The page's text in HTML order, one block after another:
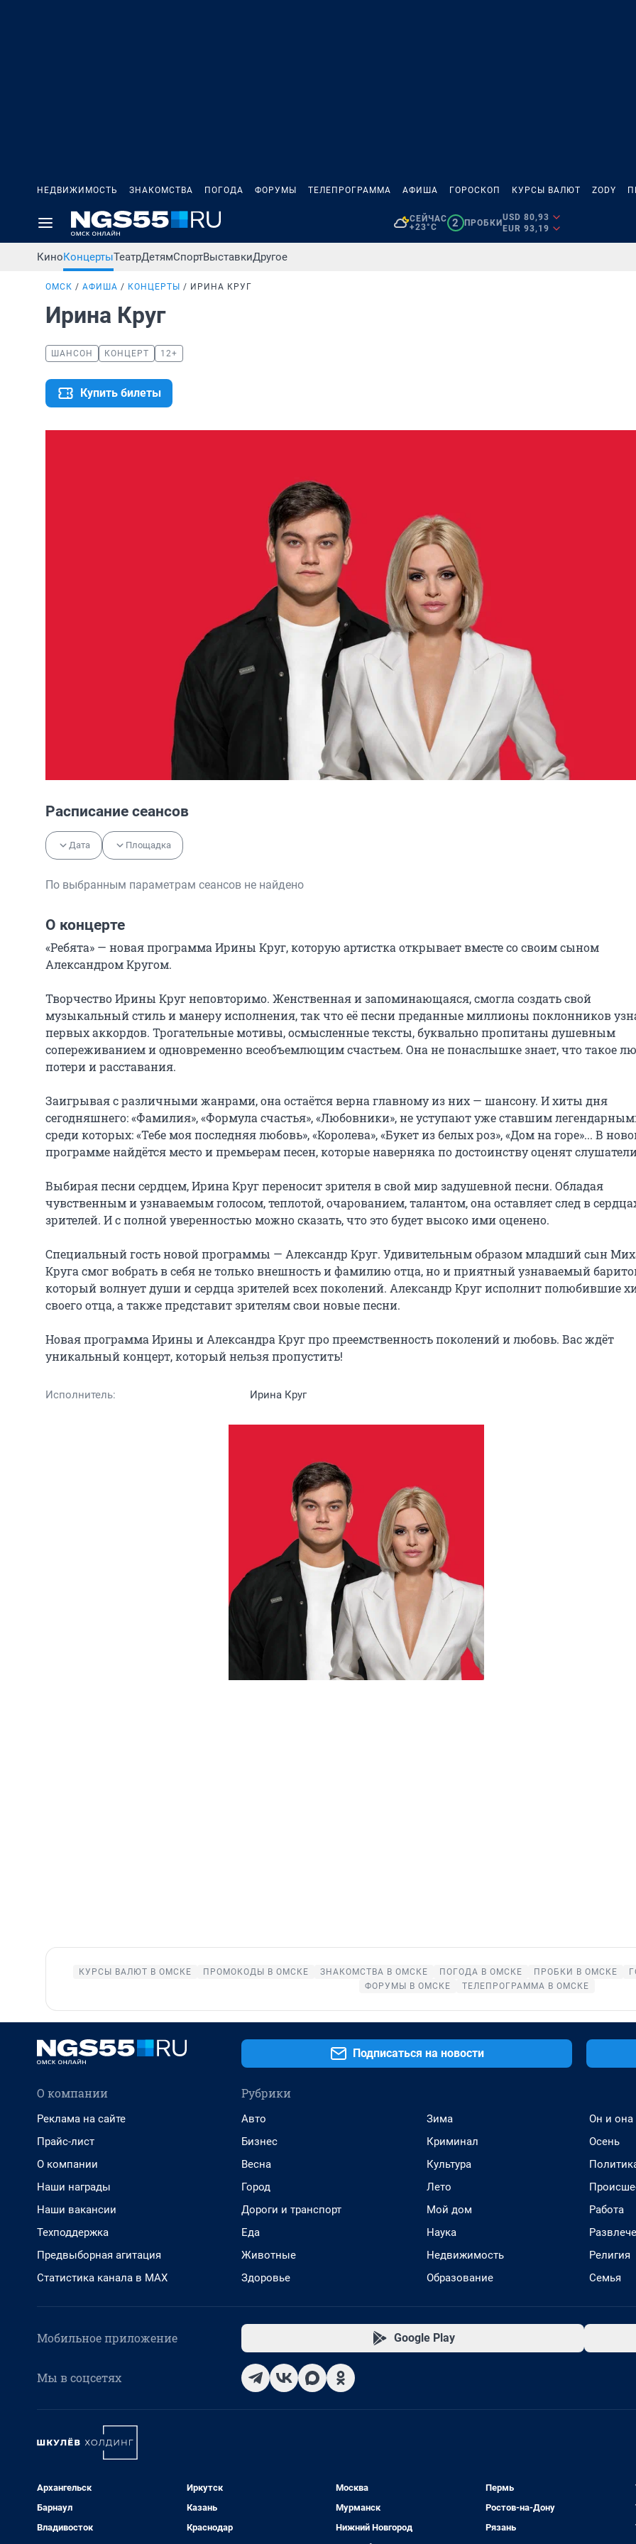
НЕДВИЖИМОСТЬ ЗНАКОМСТВА ПОГОДА ФОРУМЫ ТЕЛЕПРОГРАММА АФИША ГОРОСКОП КУРСЫ ВАЛЮТ ZODY
СЕЙЧАС
+23°C
2 ПРОБКИ
USD 80,93
EUR 93,19
КиноКонцертыТеатрДетямСпортВыставкиДругое
ОМСК АФИША КОНЦЕРТЫ ИРИНА КРУГ
Ирина Круг
ШАНСОН КОНЦЕРТ 12+
Купить билеты
Расписание сеансов
Дата Площадка
По выбранным параметрам сеансов не найдено
О концерте
«Ребята» — новая программа Ирины Круг, которую артистка открывает вместе со своим сыном
Александром Кругом.
Творчество Ирины Круг неповторимо. Женственная и запоминающаяся, смогла создать свой
музыкальный стиль и манеру исполнения, так что её песни преданные миллионы поклонников
первых аккордов. Трогательные мотивы, осмысленные тексты, буквально пропитаны душевным
сопереживанием и одновременно всеобъемлющим счастьем. Она не понаслышке знает, что такое
потери и расставания.
Заигрывая с различными жанрами, она остаётся верна главному из них — шансону. И хиты дня
сегодняшнего: «Фамилия», «Формула счастья», «Любовники», не уступают уже ставшим
среди которых: «Тебе моя последняя любовь», «Королева», «Букет из белых роз», «Дом на горе»... В
программе найдётся место и премьерам песен, которые наверняка по достоинству оценят
Выбирая песни сердцем, Ирина Круг переносит зрителя в свой мир задушевной песни. Обладая
чувственным и узнаваемым голосом, теплотой, очарованием, талантом, она оставляет след в
зрителей. И с полной уверенностью можно сказать, что это будет высоко ими оценено.
Специальный гость новой программы — Александр Круг. Удивительным образом младший сын
Круга смог вобрать в себя не только внешность и фамилию отца, но и приятный узнаваемый
который волнует души и сердца зрителей всех поколений. Александр Круг исполнит полюбившие
своего отца, а также представит зрителям свои новые песни.
Новая программа Ирины и Александра Круг про преемственность поколений и любовь. Вас ждёт
уникальный концерт, который нельзя пропустить!
Исполнитель: Ирина Круг
КУРСЫ ВАЛЮТ В ОМСКЕ ПРОМОКОДЫ В ОМСКЕ ЗНАКОМСТВА В ОМСКЕ ПОГОДА В ОМСКЕ ПРОБКИ В ОМСКЕ
ФОРУМЫ В ОМСКЕ
ТЕЛЕПРОГРАММА В ОМСКЕ
Подписаться на новости
О компании
Реклама на сайте
Прайс-лист
О компании
Наши награды
Наши вакансии
Техподдержка
Предвыборная агитация
Статистика канала в MAX
Рубрики
Авто
Бизнес
Весна
Город
Дороги и транспорт
Еда
Животные
Здоровье
Зима
Криминал
Культура
Лето
Мой дом
Наука
Недвижимость
Образование
Он и она
Осень
Работа
Религия
Семья
Мобильное приложение Google Play
Мы в соцсетях
Архангельск
Барнаул
Владивосток
Иркутск
Казань
Краснодар
Москва
Мурманск
Нижний Новгород
Пермь
Ростов-на-Дону
Рязань